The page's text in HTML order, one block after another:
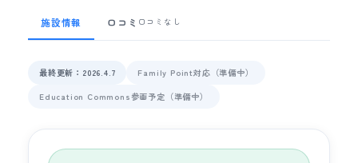
施設情報 口コミ 口コミなし
最終更新：2026.4.7
Family Point対応（準備中）
Education Commons参画予定（準備中）